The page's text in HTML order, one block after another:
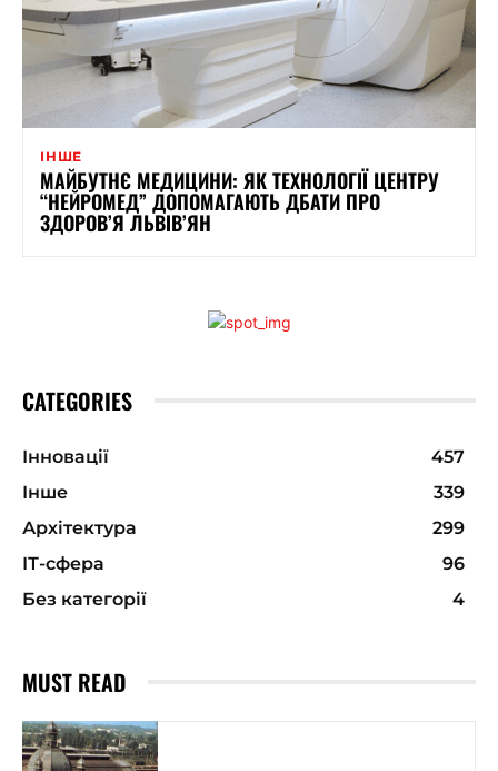
ІНШЕ
МАЙБУТНЄ МЕДИЦИНИ: ЯК ТЕХНОЛОГІЇ ЦЕНТРУ
“НЕЙРОМЕД” ДОПОМАГАЮТЬ ДБАТИ ПРО
ЗДОРОВ’Я ЛЬВІВ’ЯН
CATEGORIES
Інновації
457
Інше
339
Архітектура
299
ІТ-сфера
96
Без категорії
4
MUST READ